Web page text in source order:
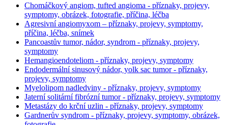
Chomáčkový angiom, tufted angioma - příznaky, projevy,
symptomy, obrázek, fotografie, příčina, léčba
Agresivní angiomyxom – příznaky, projevy, symptomy,
příčina, léčba, snímek
Pancoastův tumor, nádor, syndrom - příznaky, projevy,
symptomy
Hemangioendoteliom - příznaky, projevy, symptomy
Endodermální sinusový nádor, yolk sac tumor - příznaky,
projevy, symptomy
Myelolipom nadledviny - příznaky, projevy, symptomy
Jaterní solitární fibrózní tumor - příznaky, projevy, symptomy
Metastázy do krční uzlin - příznaky, projevy, symptomy
Gardnerův syndrom - příznaky, projevy, symptomy, obrázek,